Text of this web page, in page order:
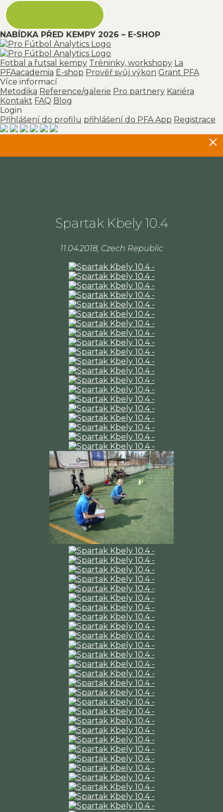
NABÍDKA PŘED KEMPY 2026 – E-SHOP
Fotbal a futsal kempy Tréninky, workshopy La
PFAacademia E-shop Prověř svůj výkon Grant PFA
Více informací
Metodika Reference/galerie Pro partnery Kariéra
Kontakt FAQ Blog
Login
Přihlášení do profilu přihlášení do PFA App Registrace
Spartak Kbely 10.4
11.04.2018, Czech Republic